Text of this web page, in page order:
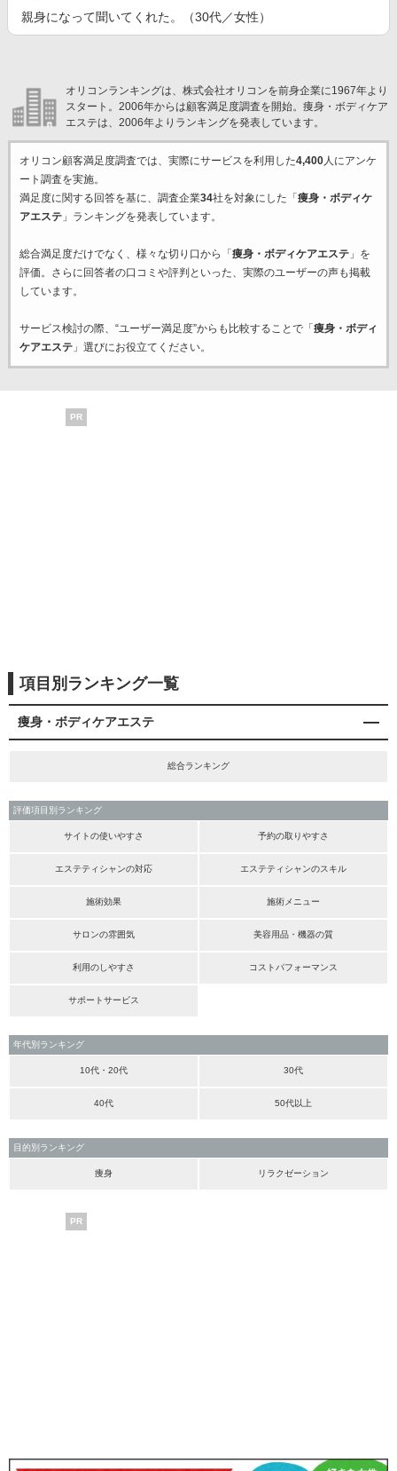
親身になって聞いてくれた。（30代／女性）
オリコンランキングは、株式会社オリコンを前身企業に1967年より
スタート。2006年からは顧客満足度調査を開始。痩身・ボディケア
エステは、2006年よりランキングを発表しています。
オリコン顧客満足度調査では、実際にサービスを利用した4,400人にアンケ
ート調査を実施。
満足度に関する回答を基に、調査企業34社を対象にした「 痩身・ボディケ
アエステ」ランキングを発表しています。
総合満足度だけでなく、様々な切り口から「 痩身・ボディケアエステ」を
評価。さらに回答者の口コミや評判といった、実際のユーザーの声も掲載
しています。
サービス検討の際、“ユーザー満足度”からも比較することで「 痩身・ボディ
ケアエステ」選びにお役立てください。
PR
項目別ランキング一覧
痩身・ボディケアエステ
総合ランキング
評価項目別ランキング
サイトの使いやすさ 予約の取りやすさ
エステティシャンの対応 エステティシャンのスキル
施術効果 施術メニュー
サロンの雰囲気 美容用品・機器の質
利用のしやすさ コストパフォーマンス
サポートサービス
年代別ランキング
10代・20代 30代
40代 50代以上
目的別ランキング
痩身 リラクゼーション
PR